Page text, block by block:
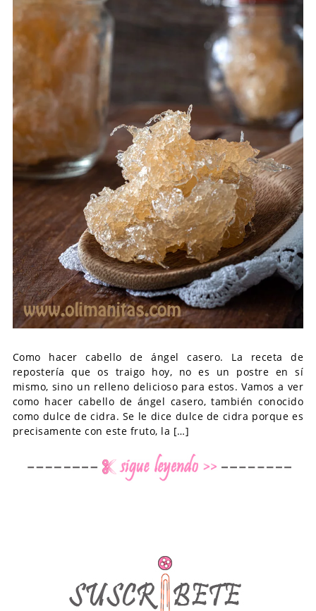
Como hacer cabello de ángel casero. La receta de
repostería que os traigo hoy, no es un postre en sí
mismo, sino un relleno delicioso para estos. Vamos a ver
como hacer cabello de ángel casero, también conocido
como dulce de cidra. Se le dice dulce de cidra porque es
precisamente con este fruto, la […]